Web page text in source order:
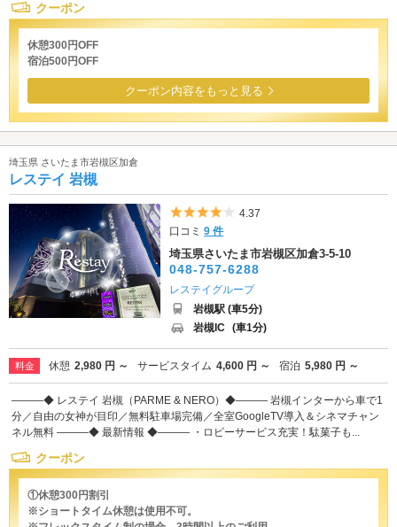
クーポン
休憩300円OFF
宿泊500円OFF
クーポン内容をもっと見る
埼玉県 さいたま市岩槻区加倉
レステイ 岩槻
5つ星のうち4
4.37
口コミ9 件
埼玉県さいたま市岩槻区加倉3-5-10
048-757-6288
レステイグループ
岩槻駅 (車5分)
岩槻IC (車1分)
料金 休憩 2,980 円 ～ サービスタイム 4,600 円 ～ 宿泊 5,980 円 ～
―――◆ レステイ 岩槻（PARME & NERO）◆――― 岩槻インターから車で1
分／自由の女神が目印／無料駐車場完備／全室GoogleTV導入＆シネマチャン
ネル無料 ―――◆ 最新情報 ◆――― ・ロビーサービス充実！駄菓子も...
クーポン
①休憩300円割引
※ショートタイム休憩は使用不可。